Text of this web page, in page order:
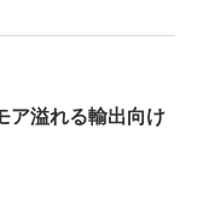
溢れる輸出向け